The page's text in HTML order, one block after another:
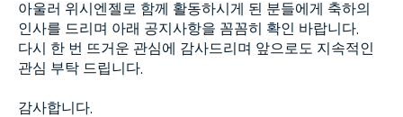
아울러 위시엔젤로 함께 활동하시게 된 분들에게 축하의
인사를 드리며 아래 공지사항을 꼼꼼히 확인 바랍니다.
다시 한 번 뜨거운 관심에 감사드리며 앞으로도 지속적인
관심 부탁 드립니다.
감사합니다.